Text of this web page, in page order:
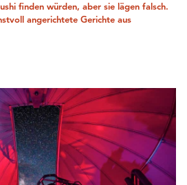
finden würden, aber sie lägen falsch.
angerichtete Gerichte aus